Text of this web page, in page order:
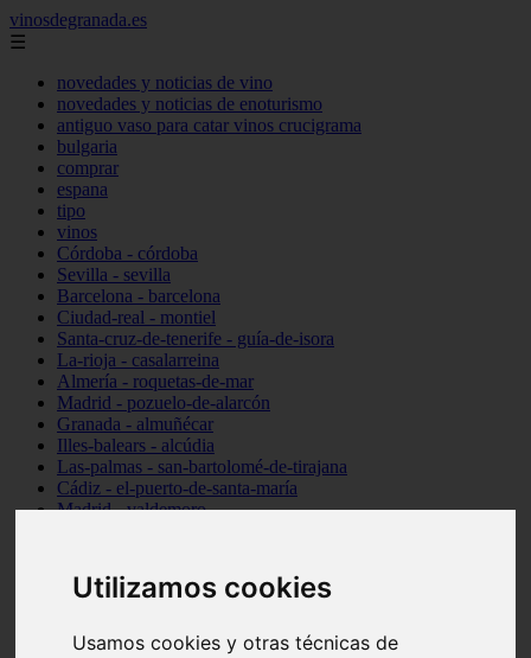
Utilizamos cookies
Usamos cookies y otras técnicas de
vinosdegranada.es
☰
novedades y noticias de vino
novedades y noticias de enoturismo
antiguo vaso para catar vinos crucigrama
bulgaria
comprar
espana
tipo
vinos
Córdoba - córdoba
Sevilla - sevilla
Barcelona - barcelona
Ciudad-real - montiel
Santa-cruz-de-tenerife - guía-de-isora
La-rioja - casalarreina
Almería - roquetas-de-mar
Madrid - pozuelo-de-alarcón
Granada - almuñécar
Illes-balears - alcúdia
Las-palmas - san-bartolomé-de-tirajana
Cádiz - el-puerto-de-santa-maría
Madrid - valdemoro
Cantabria - suances
Sevilla - bormujos
Málaga - júzcar